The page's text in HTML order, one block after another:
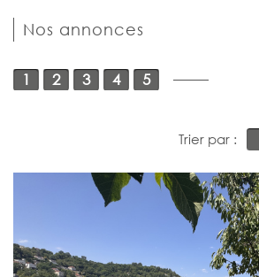
Nos annonces
1 2 3 4 5
Trier par :